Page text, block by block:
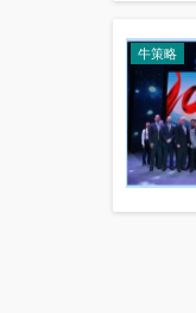
牛策略